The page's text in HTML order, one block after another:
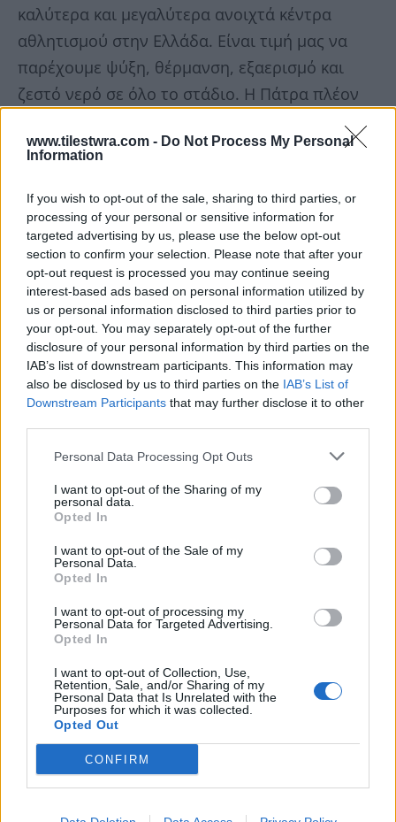
www.tilestwra.com - Do Not Process My Personal
Information
If you wish to opt-out of the sale, sharing to third parties, or
processing of your personal or sensitive information for
targeted advertising by us, please use the below opt-out
section to confirm your selection. Please note that after your
opt-out request is processed you may continue seeing
interest-based ads based on personal information utilized by
us or personal information disclosed to third parties prior to
your opt-out. You may separately opt-out of the further
disclosure of your personal information by third parties on the
IAB’s list of downstream participants. This information may
also be disclosed by us to third parties on the IAB’s List of
Downstream Participants that may further disclose it to other
Personal Data Processing Opt Outs
I want to opt-out of the Sharing of my
personal data.
Opted In
I want to opt-out of the Sale of my
Personal Data.
Opted In
I want to opt-out of processing my
Personal Data for Targeted Advertising.
Opted In
I want to opt-out of Collection, Use,
Retention, Sale, and/or Sharing of my
Personal Data that Is Unrelated with the
Purposes for which it was collected.
Opted Out
CONFIRM
καλύτερα και μεγαλύτερα ανοιχτά κέντρα
αθλητισμού στην Ελλάδα. Είναι τιμή μας να
παρέχουμε ψύξη, θέρμανση, εξαερισμό και
ζεστό νερό σε όλο το στάδιο. Η Πάτρα πλέον
φιλοξενεί μεγάλα αθλητικά γεγονότα, όπως οι
έξι συνεχόμενοι πανελλήνιοι αγώνες στίβου…
μοντέλα, αλλά το Παμπελοποννησιακό άνθισε
μόνο όταν βάλαμε στο κέντρο της προσοχής
μας τις ανάγκες των ανθρώπων και των
παιδιών μας», αναφέρει μεταξύ άλλων ο
δήμαρχος Πετρέων στο βίντεο.